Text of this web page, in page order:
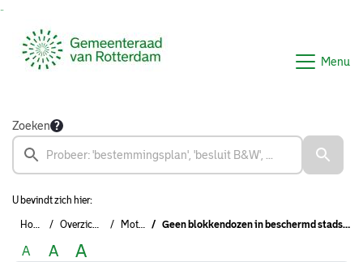
Menu
Zoeken
U bevindt zich hier:
Home Overzichten Moties Geen blokkendozen in beschermd stadsgezicht!
A A A